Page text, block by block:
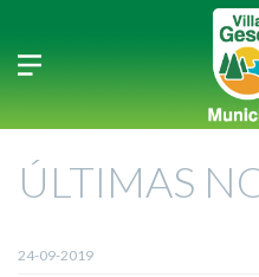
ÚLTIMAS
24-09-2019